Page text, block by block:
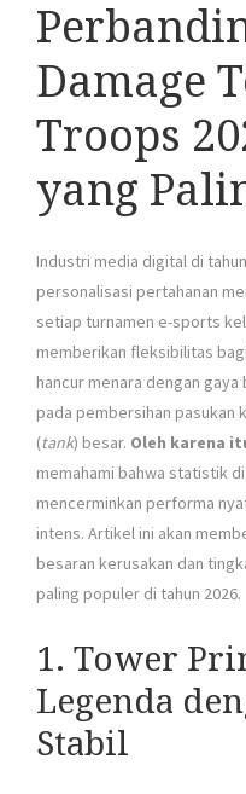
Damage
Troops
yang
Industri media digital di
personalisasi pertahanan
setiap turnamen e-sports
memberikan fleksibilitas
hancur menara dengan
pada pembersihan pasukan
(tank) besar. Oleh karena
memahami bahwa statistik
mencerminkan performa
intens. Artikel ini akan
besaran kerusakan dan
paling populer di tahun 2026.
1. Tower
Legenda
Stabil